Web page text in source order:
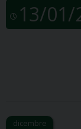
13/01/